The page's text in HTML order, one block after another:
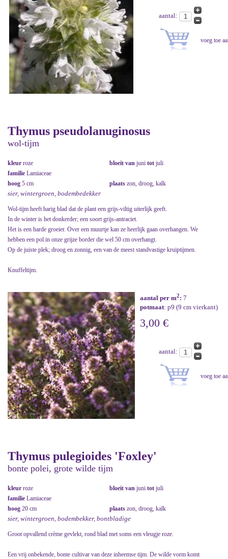
aantal:
Thymus pseudolanuginosus
wol-tijm
kleur roze bloeit van juni tot juli
familie Lamiaceae
hoog 5 cm plaats zon, droog, kalk
sier, wintergroen, bodembedekker
Wol-tijm heeft harig blad dat de plant een grijs-viltig uiterlijk geeft.
In de winter is het donkerder; een soort grijs-antraciet.
Het is een harde groeier. Over een muurtje kan ze heerlijk gaan overhangen. We
hebben een pol in onze grijze border die wel 50 cm overhangt.
Op de juiste plek; droog en zonnig, een van de meest standvastige kruiptijmen.
Knuffeltijm.
aantal per m2: 7
potmaat: p9 (9 cm vierkant)
3,00 €
aantal:
Thymus pulegioides 'Foxley'
bonte polei, grote wilde tijm
kleur roze bloeit van juni tot juli
familie Lamiaceae
hoog 20 cm plaats zon, droog, kalk
sier, wintergroen, bodembekker, bontbladige
Groot opvallend crème gevlekt, rond blad met soms een vleugje roze.
Een vrij onbekende, bonte cultivar van deze inheemse tijm. De wilde vorm komt